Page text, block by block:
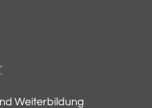
Weiterbildung